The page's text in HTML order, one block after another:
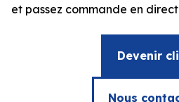
et passez commande en
Devenir
Nous